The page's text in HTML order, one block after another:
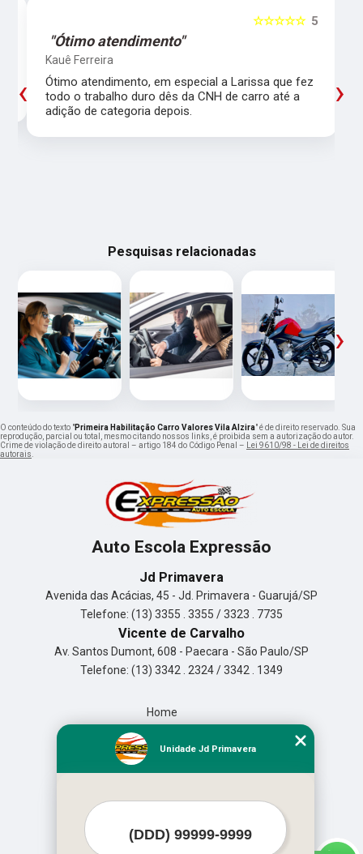
5
☆☆☆☆☆
"Ótimo atendimento"
Kauê Ferreira
Ótimo atendimento, em especial a Larissa que fez
todo o trabalho duro dês da CNH de carro até a
adição de categoria depois.
‹ ›
Pesquisas relacionadas
‹ ›
O conteúdo do texto "Primeira Habilitação Carro Valores Vila Alzira" é de direito reservado. Sua
reprodução, parcial ou total, mesmo citando nossos links, é proibida sem a autorização do autor.
Crime de violação de direito autoral – artigo 184 do Código Penal –
Lei 9610/98 - Lei de direitos
autorais
Auto Escola Expressão
Jd Primavera
Avenida das Acácias, 45 - Jd. Primavera - Guarujá/SP
Telefone: (13) 3355 . 3355 / 3323 . 7735
Vicente de Carvalho
Av. Santos Dumont, 608 - Paecara - São Paulo/SP
Telefone: (13) 3342 . 2324 / 3342 . 1349
Home
Missão
Mapa do site
Unidade Jd Primavera